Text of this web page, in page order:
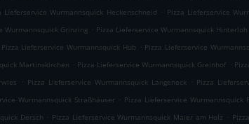
Lieferservice Wurmannsquick Heckenschneid . Pizza Lieferservice
Wurmannsquick Grinzing . Pizza Lieferservice Wurmannsquick Hinterloh
Pizza Lieferservice Wurmannsquick Hub . Pizza Lieferservice
Martinskirchen . Pizza Lieferservice Wurmannsquick Greinhof .
. Pizza Lieferservice Wurmannsquick Langeneck . Pizza
Wurmannsquick Straßhäuser . Pizza Lieferservice Wurmannsquick
Dersch . Pizza Lieferservice Wurmannsquick Maier am Holz .